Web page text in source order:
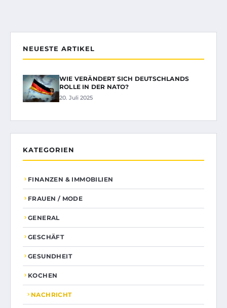
NEUESTE ARTIKEL
WIE VERÄNDERT SICH DEUTSCHLANDS
ROLLE IN DER NATO?
20. Juli 2025
KATEGORIEN
FINANZEN & IMMOBILIEN
FRAUEN / MODE
GENERAL
GESCHÄFT
GESUNDHEIT
KOCHEN
NACHRICHT